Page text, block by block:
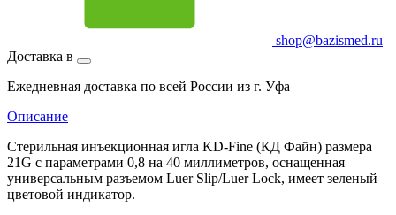
shop@bazismed.ru
Доставка в
Ежедневная доставка по всей России из г. Уфа
Описание
Стерильная инъекционная игла KD-Fine (КД Файн) размера
21G с параметрами 0,8 на 40 миллиметров, оснащенная
универсальным разъемом Luer Slip/Luer Lock, имеет зеленый
цветовой индикатор.